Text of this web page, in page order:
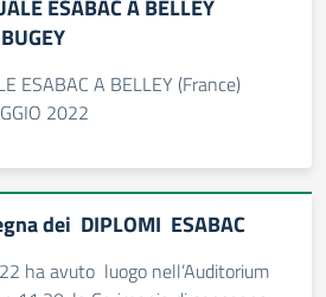
ESABAC A BELLEY
ESABAC A BELLEY (France)
2022
dei DIPLOMI ESABAC
ha avuto luogo nell’Auditorium